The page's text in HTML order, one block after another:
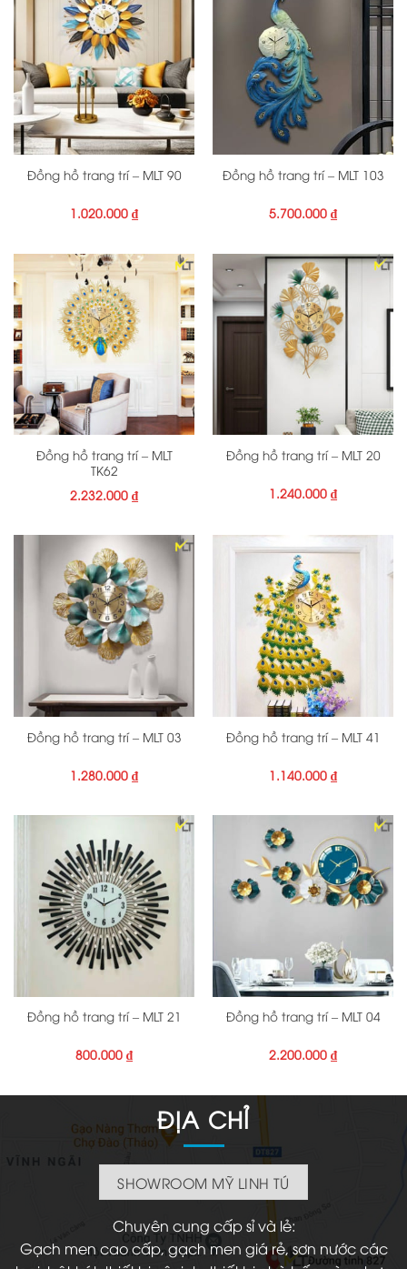
Đồng hồ trang trí – MLT 90
1.020.000 ₫
Đồng hồ trang trí – MLT 103
5.700.000 ₫
Đồng hồ trang trí – MLT
TK62
2.232.000 ₫
Đồng hồ trang trí – MLT 20
1.240.000 ₫
Đồng hồ trang trí – MLT 03
1.280.000 ₫
Đồng hồ trang trí – MLT 41
1.140.000 ₫
Đồng hồ trang trí – MLT 21
800.000 ₫
Đồng hồ trang trí – MLT 04
2.200.000 ₫
ĐỊA CHỈ
SHOWROOM MỸ LINH TÚ
Chuyên cung cấp sỉ và lẻ:
Gạch men cao cấp, gạch men giá rẻ, sơn nước các